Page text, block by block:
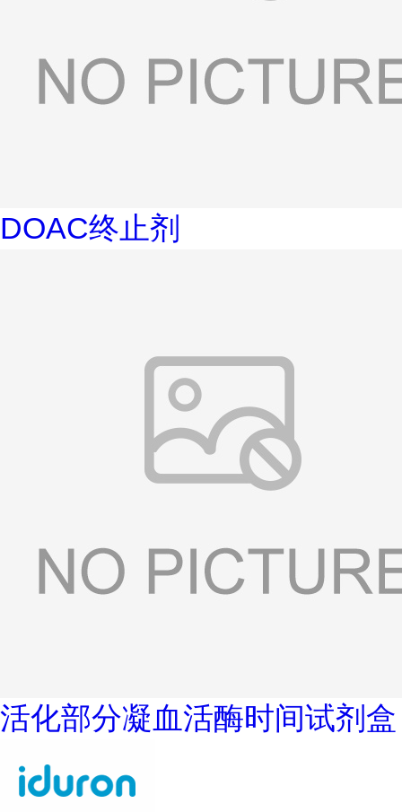
DOAC终止剂
活化部分凝血活酶时间试剂盒